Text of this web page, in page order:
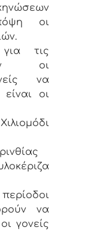
οι
τις
οι
να
οι
να
γονείς